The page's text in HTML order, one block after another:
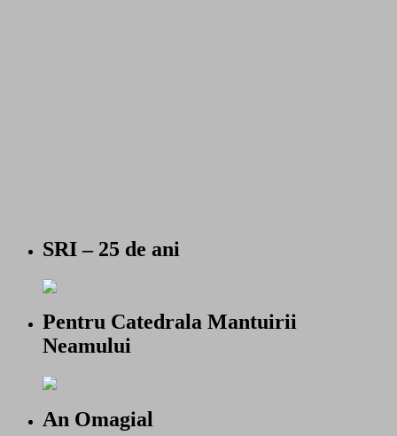
SRI – 25 de ani
Pentru Catedrala Mantuirii
Neamului
An Omagial